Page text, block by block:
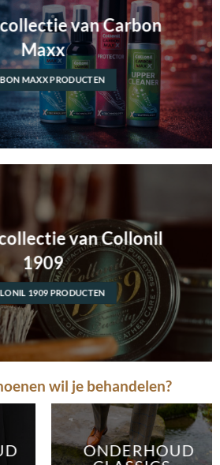
van Carbon
Maxx
MAXX PRODUCTEN
van Collonil
1909
1909 PRODUCTEN
wil je behandelen?
ONDERHOUD